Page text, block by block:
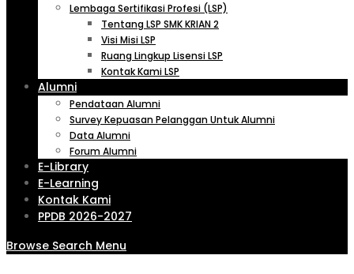
Lembaga Sertifikasi Profesi (LSP)
Tentang LSP SMK KRIAN 2
Visi Misi LSP
Ruang Lingkup Lisensi LSP
Kontak Kami LSP
Alumni
Pendataan Alumni
Survey Kepuasan Pelanggan Untuk Alumni
Data Alumni
Forum Alumni
E-Library
E-Learning
Kontak Kami
PPDB 2026-2027
Browse Search Menu